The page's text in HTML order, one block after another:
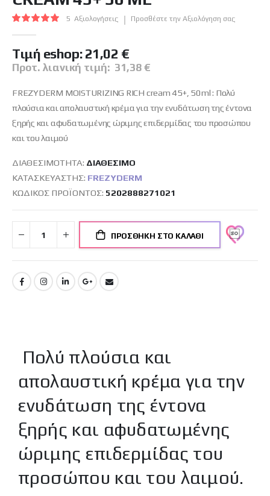
εικόνων
Βαθμολογία:
5 Αξιολογήσεις Προσθέστε την Αξιολόγηση σας
Tιμή eshop:21,02 €
Προτ. λιανική τιμή: 31,38 €
FREZYDERM MOISTURIZING RICH cream 45+, 50ml : Πολύ
πλούσια και απολαυστική κρέμα για την ενυδάτωση της έντονα
ξηρής και αφυδατωμένης ώριμης επιδερμίδας του προσώπου
και του λαιμού
ΔΙΑΘΕΣΙΜΌΤΗΤΑ: ΔΙΑΘΈΣΙΜO
ΚΑΤΑΣΚΕΥΑΣΤΉΣ: FREZYDERM
ΚΩΔΙΚΌΣ ΠΡΟΪΌΝΤΟΣ 5202888271021
ΠΡΟΣΘΉΚΗ ΣΤΟ ΚΑΛΆΘΙ
Πολύ πλούσια και
απολαυστική κρέμα για την
ενυδάτωση της έντονα
ξηρής και αφυδατωμένης
ώριμης επιδερμίδας του
προσώπου και του λαιμού.